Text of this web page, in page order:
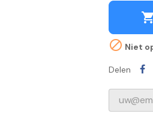
shopping_cart
 Niet
Delen